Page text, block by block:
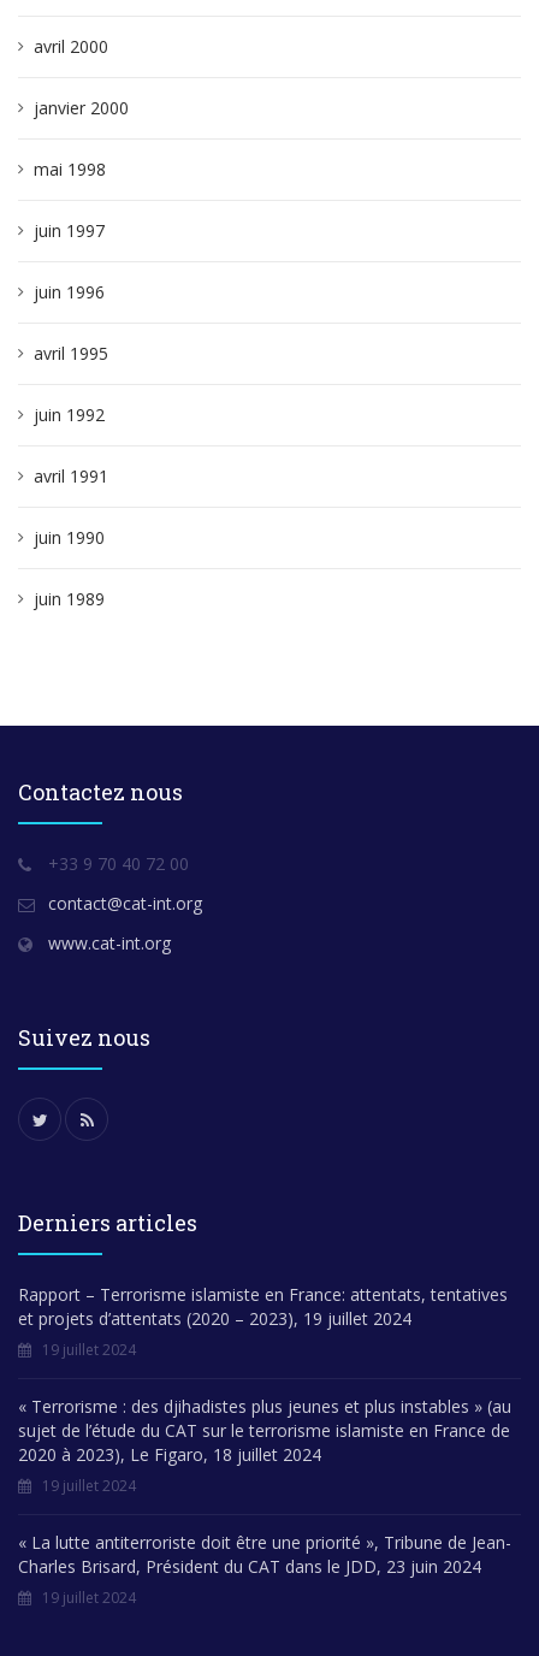
avril 2000
janvier 2000
mai 1998
juin 1997
juin 1996
avril 1995
juin 1992
avril 1991
juin 1990
juin 1989
Contactez nous
+33 9 70 40 72 00
contact@cat-int.org
www.cat-int.org
Suivez nous
Derniers articles
Rapport – Terrorisme islamiste en France: attentats, tentatives
et projets d’attentats (2020 – 2023), 19 juillet 2024
19 juillet 2024
« Terrorisme : des djihadistes plus jeunes et plus instables » (au
sujet de l’étude du CAT sur le terrorisme islamiste en France de
2020 à 2023), Le Figaro, 18 juillet 2024
19 juillet 2024
« La lutte antiterroriste doit être une priorité », Tribune de Jean-
Charles Brisard, Président du CAT dans le JDD, 23 juin 2024
19 juillet 2024